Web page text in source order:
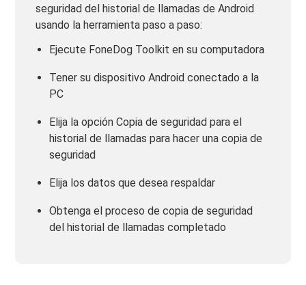
seguridad del historial de llamadas de Android
usando la herramienta paso a paso:
Ejecute FoneDog Toolkit en su computadora
Tener su dispositivo Android conectado a la
PC
Elija la opción Copia de seguridad para el
historial de llamadas para hacer una copia de
seguridad
Elija los datos que desea respaldar
Obtenga el proceso de copia de seguridad
del historial de llamadas completado